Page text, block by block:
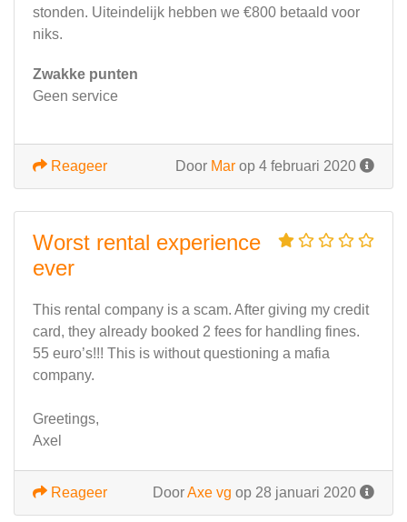
stonden. Uiteindelijk hebben we €800 betaald voor
niks.
Zwakke punten
Geen service
Door Mar op 4 februari 2020
Reageer
Worst rental experience
ever
This rental company is a scam. After giving my credit
card, they already booked 2 fees for handling fines.
55 euro’s!!! This is without questioning a mafia
company.
Greetings,
Axel
DoorAxe vg op 28 januari 2020
Reageer